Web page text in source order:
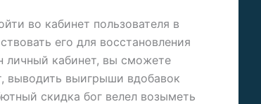
во кабинет пользователя в
его для восстановления
личный кабинет, вы сможете
выводить выигрыши вдобавок
скидка бог велел возыметь